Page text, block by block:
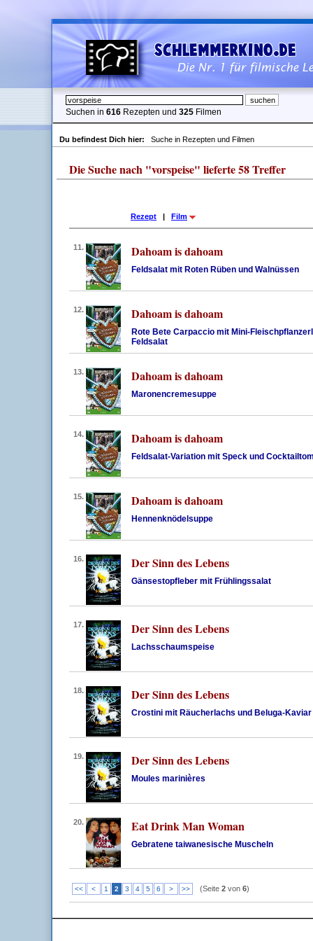
Suchen in 616 Rezepten und 325 Filmen
Du befindest Dich hier: Suche in Rezepten und Filmen
Die Suche nach "vorspeise" lieferte 58 Treffer
Rezept | Film
11. Dahoam is dahoam
Feldsalat mit Roten Rüben und Walnüssen
12. Dahoam is dahoam
Rote Bete Carpaccio mit Mini-
Feldsalat
13. Dahoam is dahoam
Maronencremesuppe
14. Dahoam is dahoam
Feldsalat-Variation mit Speck und
15. Dahoam is dahoam
Hennenknödelsuppe
16. Der Sinn des Lebens
Gänsestopfleber mit Frühlingssalat
17. Der Sinn des Lebens
Lachsschaumspeise
18. Der Sinn des Lebens
Crostini mit Räucherlachs und Beluga-Kaviar
19. Der Sinn des Lebens
Moules marinières
20. Eat Drink Man Woman
Gebratene taiwanesische Muscheln
<< < 1 2 3 4 5 6 > >> (Seite 2 von 6)